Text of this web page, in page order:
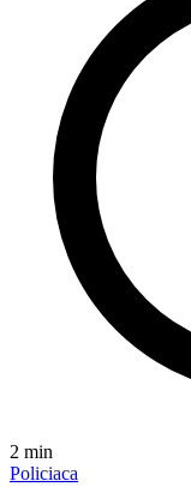
2 min
Policiaca